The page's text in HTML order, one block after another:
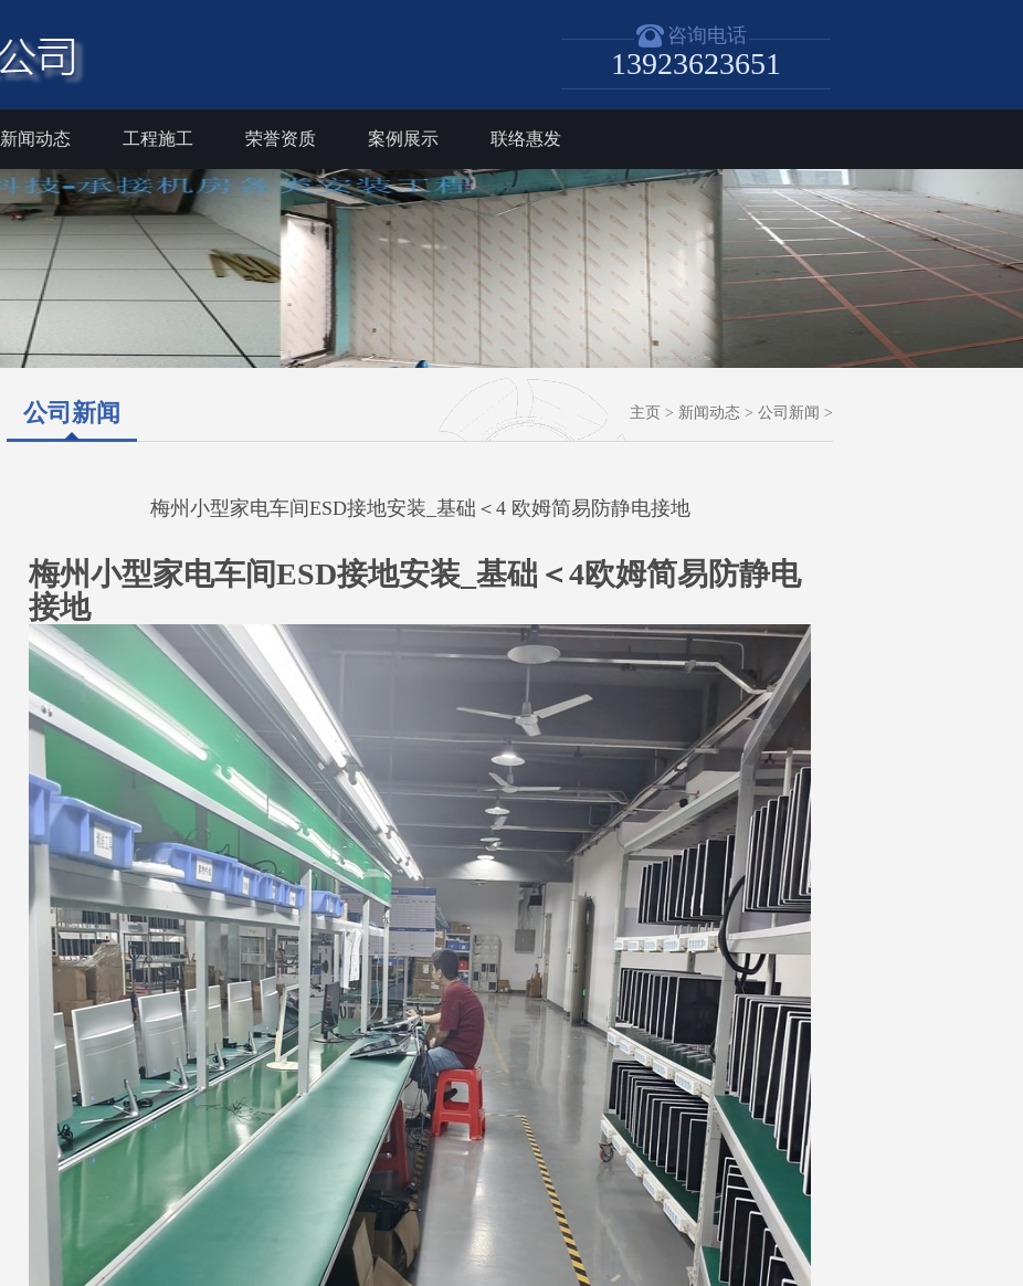
咨询电话
13923623651
新闻动态 工程施工 荣誉资质 案例展示 联络惠发
公司新闻 主页 > 新闻动态 > 公司新闻 >
梅州小型家电车间ESD接地安装_基础＜4 欧姆简易防静电接地
梅州小型家电车间ESD接地安装_基础＜4欧姆简易防静电
接地